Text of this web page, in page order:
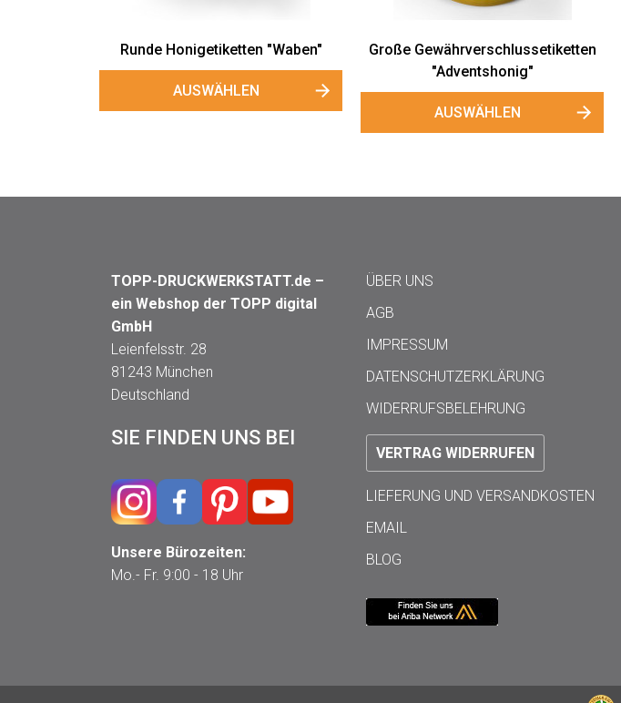
Runde Honigetiketten "Waben"
AUSWÄHLEN
Große Gewährverschlussetiketten
"Adventshonig"
AUSWÄHLEN
TOPP-DRUCKWERKSTATT.de –
ein Webshop der TOPP digital
GmbH
Leienfelsstr. 28
81243 München
Deutschland
SIE FINDEN UNS BEI
Unsere Bürozeiten:
Mo.- Fr. 9:00 - 18 Uhr
ÜBER UNS
AGB
IMPRESSUM
DATENSCHUTZERKLÄRUNG
WIDERRUFSBELEHRUNG
VERTRAG WIDERRUFEN
LIEFERUNG UND VERSANDKOSTEN
EMAIL
BLOG